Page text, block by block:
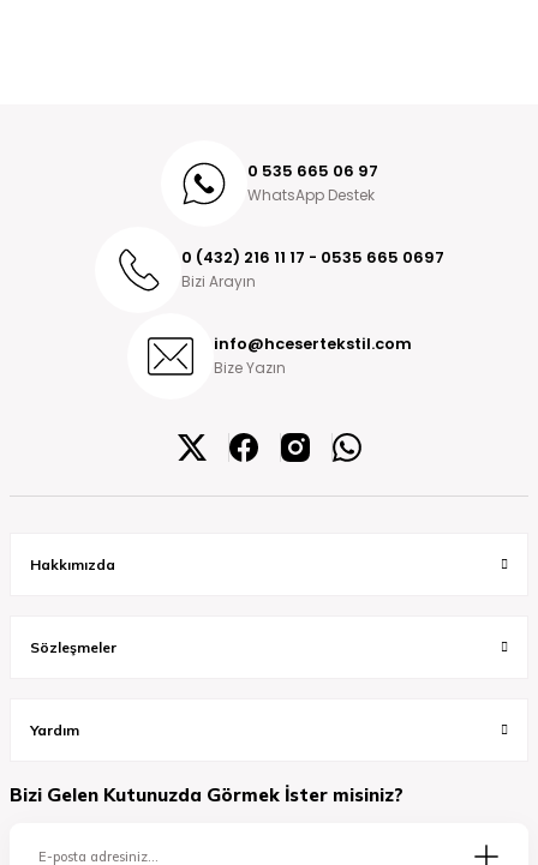
0 535 665 06 97
WhatsApp Destek
0 (432) 216 11 17 - 0535 665 0697
Bizi Arayın
info@hcesertekstil.com
Bize Yazın
Hakkımızda
Sözleşmeler
Yardım
Bizi Gelen Kutunuzda Görmek İster misiniz?